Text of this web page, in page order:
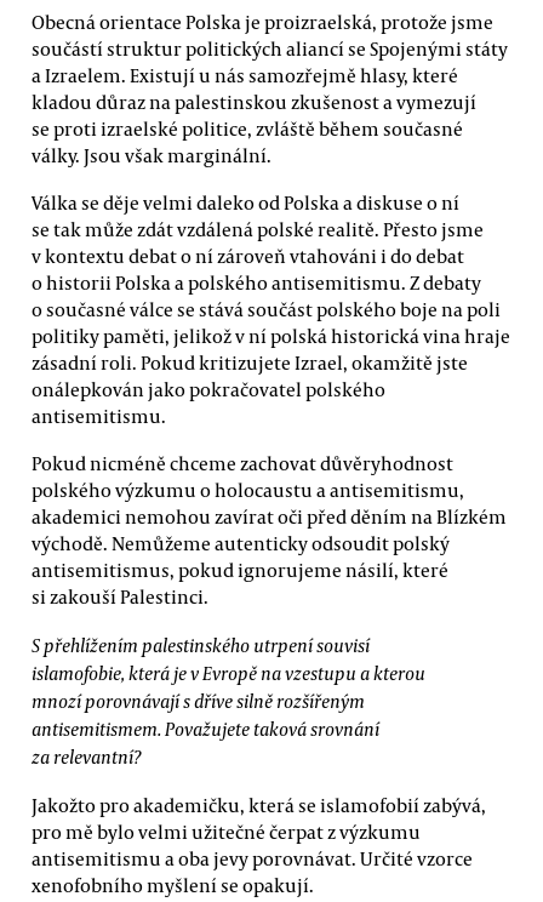
Obecná orientace Polska je proizraelská, protože jsme
součástí struktur politických aliancí se Spojenými státy
a Izraelem. Existují u nás samozřejmě hlasy, které
kladou důraz na palestinskou zkušenost a vymezují
se proti izraelské politice, zvláště během současné
války. Jsou však marginální.
Válka se děje velmi daleko od Polska a diskuse o ní
se tak může zdát vzdálená polské realitě. Přesto jsme
v kontextu debat o ní zároveň vtahováni i do debat
o historii Polska a polského antisemitismu. Z debaty
o současné válce se stává součást polského boje na poli
politiky paměti, jelikož v ní polská historická vina hraje
zásadní roli. Pokud kritizujete Izrael, okamžitě jste
onálepkován jako pokračovatel polského
antisemitismu.
Pokud nicméně chceme zachovat důvěryhodnost
polského výzkumu o holocaustu a antisemitismu,
akademici nemohou zavírat oči před děním na Blízkém
východě. Nemůžeme autenticky odsoudit polský
antisemitismus, pokud ignorujeme násilí, které
si zakouší Palestinci.
S přehlížením palestinského utrpení souvisí
islamofobie, která je v Evropě na vzestupu a kterou
mnozí porovnávají s dříve silně rozšířeným
antisemitismem. Považujete taková srovnání
za relevantní?
Jakožto pro akademičku, která se islamofobií zabývá,
pro mě bylo velmi užitečné čerpat z výzkumu
antisemitismu a oba jevy porovnávat. Určité vzorce
xenofobního myšlení se opakují.